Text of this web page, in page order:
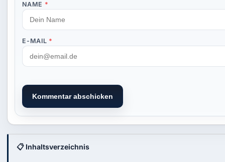
NAME *
E-MAIL *
Kommentar abschicken
📋 Inhaltsverzeichnis